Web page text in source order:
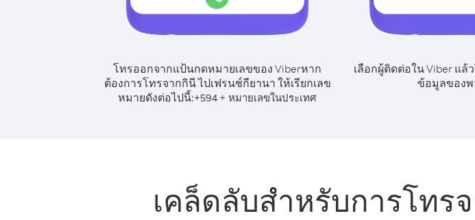
โทรออกจากแป้นกดหมายเลขของ Viberหาก
ต้องการโทรจากกินี ไปเฟรนช์กียานา ให้เรียกเลข
หมายดังต่อไปนี้:+594 + หมายเลขในประเทศ
เลือกผู้ติดต่อใน Viber แ
ข้อมูลของพ
เคล็ดลับสำหรับการโทร